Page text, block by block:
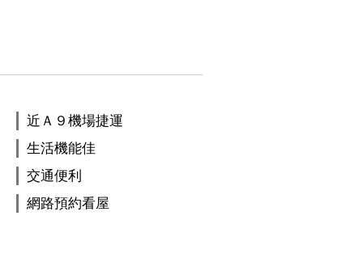
近Ａ９機場捷運
生活機能佳
交通便利
網路預約看屋